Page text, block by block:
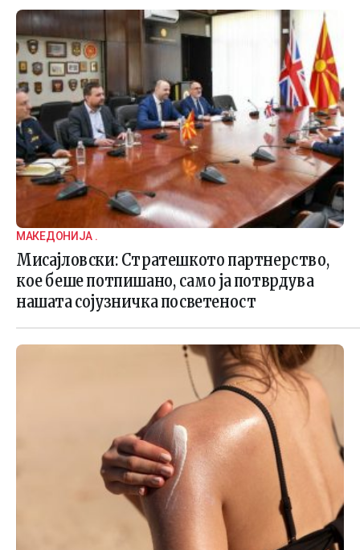
МАКЕДОНИЈА .
Мисајловски: Стратешкото партнерство,
кое беше потпишано, само ја потврдува
нашата сојузничка посветеност